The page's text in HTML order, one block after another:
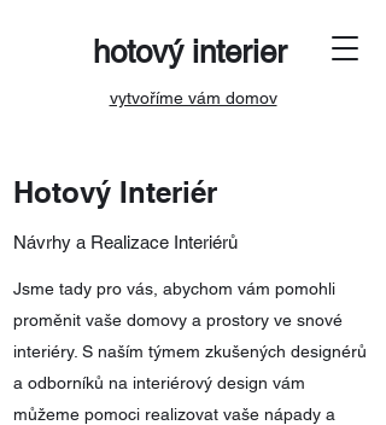
hotový interier
vytvoříme vám domov
Hotový Interiér
Návrhy a Realizace Interiérů
Jsme tady pro vás, abychom vám pomohli
proměnit vaše domovy a prostory ve snové
interiéry. S naším týmem zkušených designérů
a odborníků na interiérový design vám
můžeme pomoci realizovat vaše nápady a